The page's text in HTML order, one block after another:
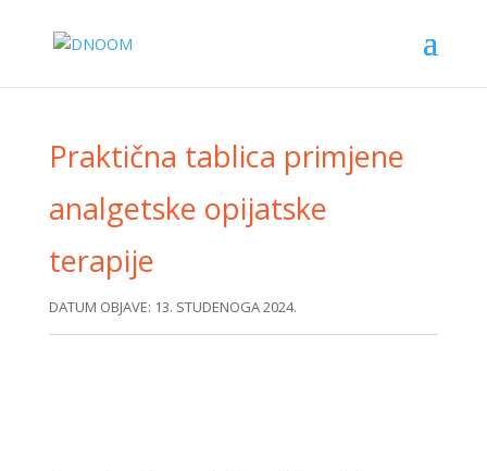
Praktična tablica primjene
analgetske opijatske
terapije
DATUM OBJAVE: 13. STUDENOGA 2024.